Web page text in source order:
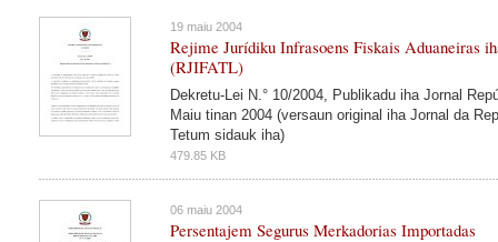
19 maiu 2004
Rejime Jurídiku Infrasoens Fiskais Aduaneiras
(RJIFATL)
Dekretu-Lei N.° 10/2004, Publikadu iha Jornal
Maiu tinan 2004 (versaun original iha Jornal da
Tetum sidauk iha)
479.85 KB
06 maiu 2004
Persentajem Segurus Merkadorias Importadas